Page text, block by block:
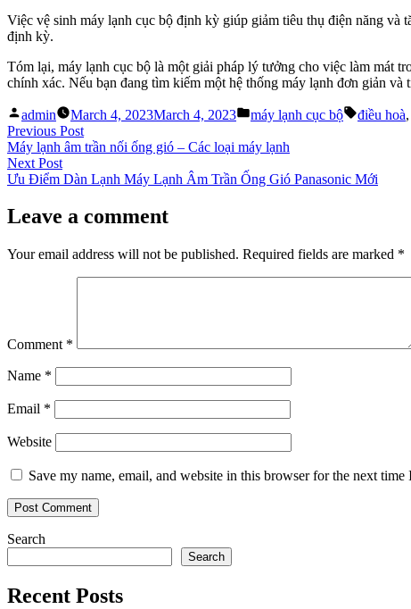
Việc vệ sinh máy lạnh cục bộ định kỳ giúp giảm tiêu thụ điện năng
định kỳ.
Tóm lại, máy lạnh cục bộ là một giải pháp lý tưởng cho việc làm mát
chính xác. Nếu bạn đang tìm kiếm một hệ thống máy lạnh đơn giản
Posted
by
admin March 4, 2023March 4, 2023
Posted
máy lạnh cục bộ Tags:
điều hoà,
Post
navigation
Previous PostPrevious
post:
Máy lạnh âm trần nối ống gió – Các loại máy lạnh
Next PostNext
post:
Ưu Điểm Dàn Lạnh Máy Lạnh Âm Trần Ống Gió Panasonic Mới
Leave a comment
Your email address will not be published. Required fields are marked *
Comment *
Name *
Email *
Website
Save my name, email, and website in this browser for the next time
Search
Search
Recent Posts